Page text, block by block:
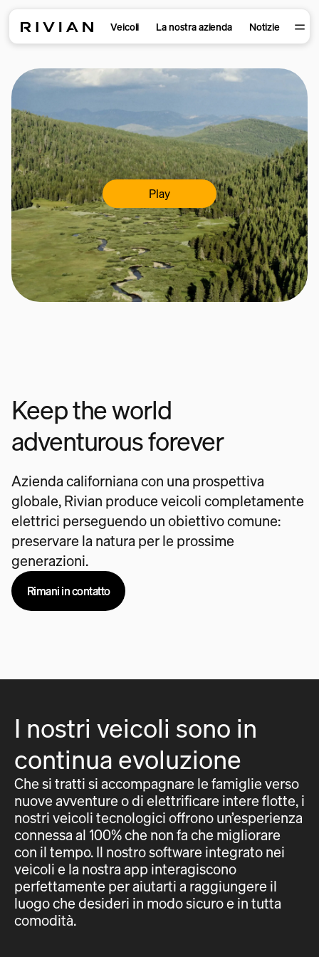
Veicoli La nostra azienda Notizie
Play
Keep the world
adventurous forever
Azienda californiana con una prospettiva
globale, Rivian produce veicoli completamente
elettrici perseguendo un obiettivo comune:
preservare la natura per le prossime
generazioni.
Rimani in contatto
I nostri veicoli sono in
continua evoluzione
Che si tratti si accompagnare le famiglie verso
nuove avventure o di elettrificare intere flotte, i
nostri veicoli tecnologici offrono un’esperienza
connessa al 100% che non fa che migliorare
con il tempo. Il nostro software integrato nei
veicoli e la nostra app interagiscono
perfettamente per aiutarti a raggiungere il
luogo che desideri in modo sicuro e in tutta
comodità.